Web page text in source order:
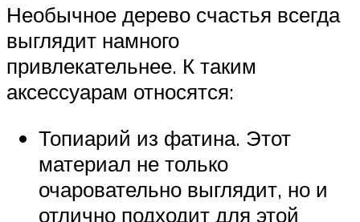
Необычное дерево счастья всегда
выглядит намного
привлекательнее. К таким
аксессуарам относятся:
Топиарий из фатина. Этот
материал не только
очаровательно выглядит, но и
отлично подходит для этой